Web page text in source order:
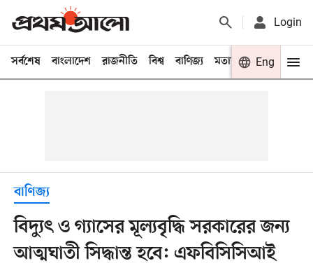
Login
সর্বশেষ বাংলাদেশ রাজনীতি বিশ্ব বাণিজ্য মতামত খেলা
Eng
বাণিজ্য
বিদ্যুৎ ও গ্যাসের মূল্যবৃদ্ধি সরকারের জন্য
আত্মঘাতী সিদ্ধান্ত হবে: এফবিসিসিআই